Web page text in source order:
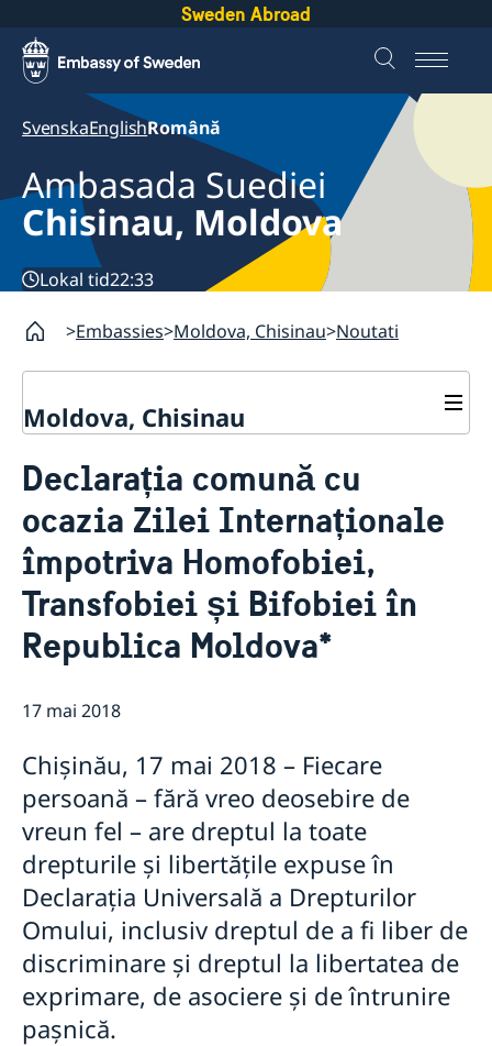
Sweden Abroad
SvenskaEnglishRomână
Ambasada Suediei
Chisinau, Moldova
Lokal tid22:33
Embassies Moldova, Chisinau Noutati
Moldova, Chisinau
Despre noi
GDPR Data Protection Policy
Cooperare pentru dezvoltare
Parteneriatul Estic
Noutati
Declarația comună cu
ocazia Zilei Internaționale
împotriva Homofobiei,
Transfobiei și Bifobiei în
Republica Moldova*
17 mai 2018
Chișinău, 17 mai 2018 – Fiecare
persoană – fără vreo deosebire de
vreun fel – are dreptul la toate
drepturile și libertățile expuse în
Declarația Universală a Drepturilor
Omului, inclusiv dreptul de a fi liber de
discriminare și dreptul la libertatea de
exprimare, de asociere și de întrunire
pașnică.